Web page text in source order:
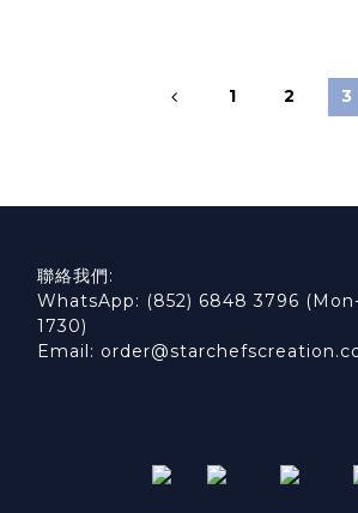
1 2 3
聯絡我們:
WhatsApp: (852) 6848 3796
1730)
Email: